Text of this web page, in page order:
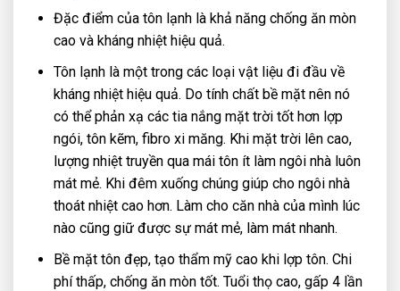
Đặc điểm của tôn lạnh là khả năng chống ăn mòn
cao và kháng nhiệt hiệu quả.
Tôn lạnh là một trong các loại vật liệu đi đầu về
kháng nhiệt hiệu quả. Do tính chất bề mặt nên nó
có thể phản xạ các tia nắng mặt trời tốt hơn lợp
ngói, tôn kẽm, fibro xi măng. Khi mặt trời lên cao,
lượng nhiệt truyền qua mái tôn ít làm ngôi nhà luôn
mát mẻ. Khi đêm xuống chúng giúp cho ngôi nhà
thoát nhiệt cao hơn. Làm cho căn nhà của mình lúc
nào cũng giữ được sự mát mẻ, làm mát nhanh.
Bề mặt tôn đẹp, tạo thẩm mỹ cao khi lợp tôn. Chi
phí thấp, chống ăn mòn tốt. Tuổi thọ cao, gấp 4 lần